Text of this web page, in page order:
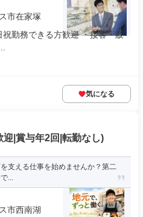
市在家塚
勤務できる方歓迎 ・接客・販
気になる
迎|賞与年2回|転勤なし)
支える仕事を始めませんか？第二
...
市西南湖